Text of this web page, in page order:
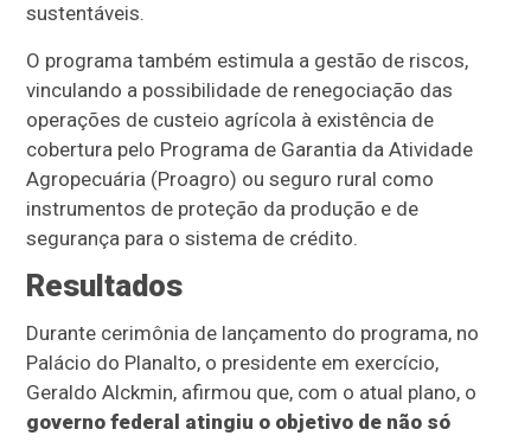
sustentáveis.
O programa também estimula a gestão de riscos,
vinculando a possibilidade de renegociação das
operações de custeio agrícola à existência de
cobertura pelo Programa de Garantia da Atividade
Agropecuária (Proagro) ou seguro rural como
instrumentos de proteção da produção e de
segurança para o sistema de crédito.
Resultados
Durante cerimônia de lançamento do programa, no
Palácio do Planalto, o presidente em exercício,
Geraldo Alckmin, afirmou que, com o atual plano, o
governo federal atingiu o objetivo de não só